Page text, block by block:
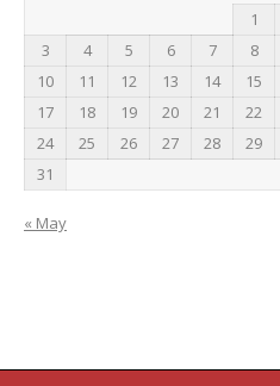
1
3
4 5 6 7 8
10
11 12 13 14 15
17
18 19 20 21 22
24
25 26 27 28 29
31
« May